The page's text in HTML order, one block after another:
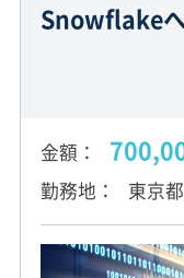
Snowflake
金額
勤務地 東京